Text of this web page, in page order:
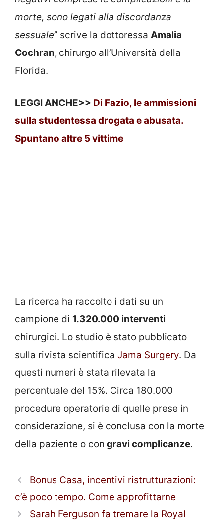
morte, sono legati alla discordanza
sessuale” scrive la dottoressa Amalia
Cochran, chirurgo all’Università della
Florida.
LEGGI ANCHE>> Di Fazio, le ammissioni
sulla studentessa drogata e abusata.
Spuntano altre 5 vittime
La ricerca ha raccolto i dati su un
campione di 1.320.000 interventi
chirurgici. Lo studio è stato pubblicato
sulla rivista scientifica Jama Surgery. Da
questi numeri è stata rilevata la
percentuale del 15%. Circa 180.000
procedure operatorie di quelle prese in
considerazione, si è conclusa con la morte
della paziente o con gravi complicanze.
Bonus Casa, incentivi ristrutturazioni:
c’è poco tempo. Come approfittarne
Sarah Ferguson fa tremare la Royal